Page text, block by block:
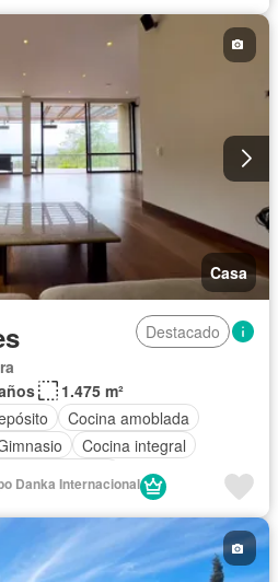
Casa
Destacado
1.475 m²
Cocina amoblada
Cocina integral
de servicio
Piscina
Danka Internacional